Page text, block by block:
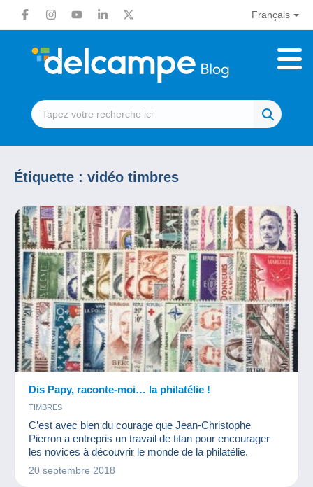
Français
Étiquette : vidéo timbres
Dis Papy, raconte-moi… la philatélie !
TIMBRES
C’est avec bien du courage que Jean-Christophe
Pierron a entrepris un travail de titan pour encourager
les novices à découvrir le monde de la philatélie.
20 septembre 2018